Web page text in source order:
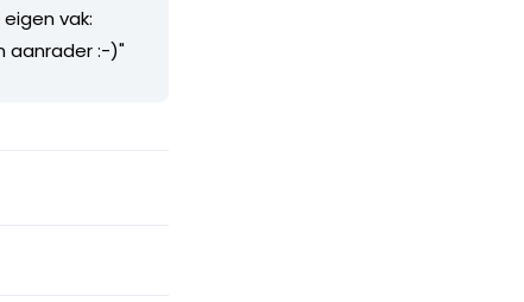
vak:
aanrader :-)"